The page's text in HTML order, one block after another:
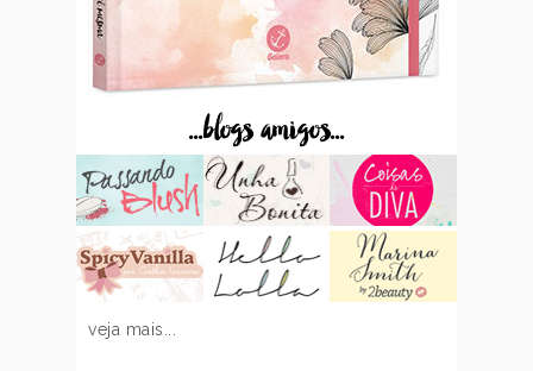
...blogs amigos...
veja mais...